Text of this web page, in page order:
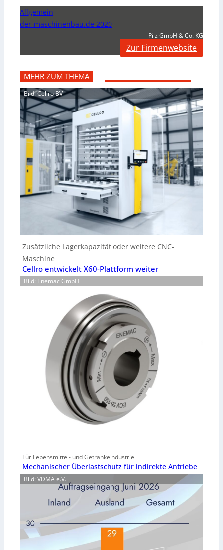
Allgemein
der-maschinenbau.de 2020
Pilz GmbH & Co. KG
Zur Firmenwebsite
MEHR ZUM THEMA
Bild: Cellro BV
Zusätzliche Lagerkapazität oder weitere CNC-
Maschine
Cellro entwickelt X60-Plattform weiter
Bild: Enemac GmbH
Für Lebensmittel- und Getränkeindustrie
Mechanischer Überlastschutz für indirekte Antriebe
Bild: VDMA e.V.